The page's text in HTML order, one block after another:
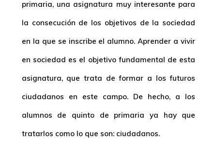
primaria, una asignatura muy interesante para
la consecución de los objetivos de la sociedad
en la que se inscribe el alumno. Aprender a vivir
en sociedad es el objetivo fundamental de esta
asignatura, que trata de formar a los futuros
ciudadanos en este campo. De hecho, a los
alumnos de quinto de primaria ya hay que
tratarlos como lo que son: ciudadanos.